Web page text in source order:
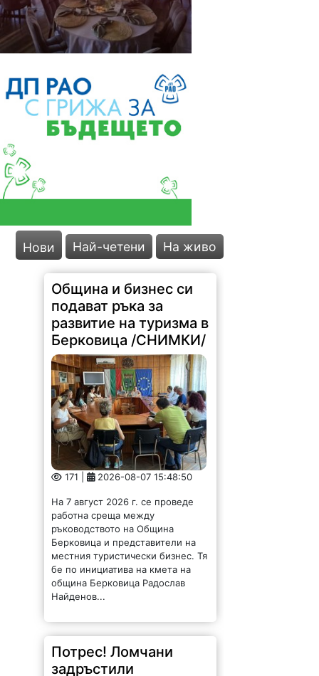
Нови Най-четени На живо
Община и бизнес си
подават ръка за
развитие на туризма в
Берковица /СНИМКИ/
171 | 2026-08-07 15:48:50
На 7 август 2026 г. се проведе
работна среща между
ръководството на Община
Берковица и представители на
местния туристически бизнес. Тя
бе по инициатива на кмета на
община Берковица Радослав
Найденов...
Потрес! Ломчани
задръстили